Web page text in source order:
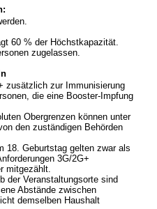
60 % der Höchstkapazität.
zugelassen.
zusätzlich zur Immunisierung
die eine Booster-Impfung
Obergrenzen können unter
den zuständigen Behörden
18. Geburtstag gelten zwar als
3G/2G+
mitgezählt.
der Veranstaltungsorte sind
Abstände zwischen
demselben Haushalt